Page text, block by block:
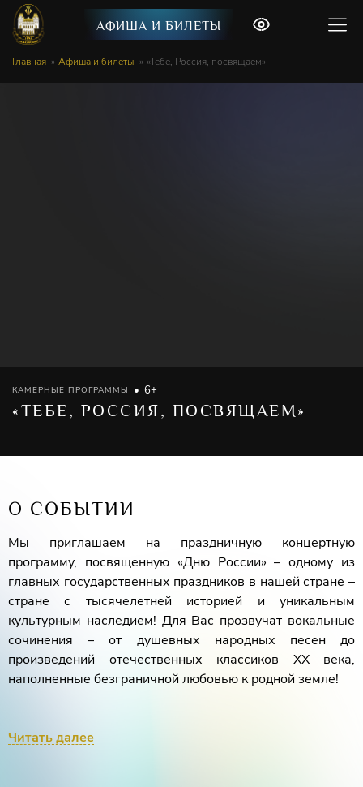
АФИША И БИЛЕТЫ
Главная Афиша и билеты «Тебе, Россия, посвящаем»
КАМЕРНЫЕ ПРОГРАММЫ 6+
«ТЕБЕ, РОССИЯ, ПОСВЯЩАЕМ»
О СОБЫТИИ
Мы приглашаем на праздничную концертную
программу, посвященную «Дню России» – одному из
главных государственных праздников в нашей стране –
стране с тысячелетней историей и уникальным
культурным наследием! Для Вас прозвучат вокальные
сочинения – от душевных народных песен до
произведений отечественных классиков XX века,
наполненные безграничной любовью к родной земле!
Говорская(сопрано)
Читать далее